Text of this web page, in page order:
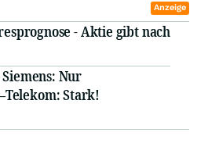
Anzeige
- Aktie gibt nach
Nur
Stark!